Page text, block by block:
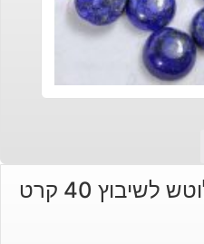
40 קרט